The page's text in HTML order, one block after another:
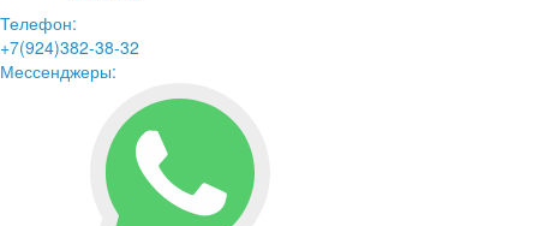
Телефон:
+7(924)382-38-32
Мессенджеры: